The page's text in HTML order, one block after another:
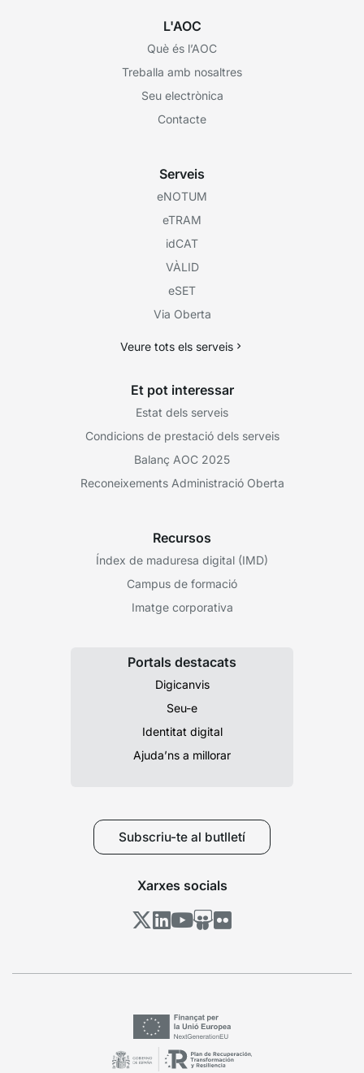
L'AOC
Què és l’AOC
Treballa amb nosaltres
Seu electrònica
Contacte
Serveis
eNOTUM
eTRAM
idCAT
VÀLID
eSET
Via Oberta
Veure tots els serveis
Et pot interessar
Estat dels serveis
Condicions de prestació dels serveis
Balanç AOC 2025
Reconeixements Administració Oberta
Recursos
Índex de maduresa digital (IMD)
Campus de formació
Imatge corporativa
Portals destacats
Digicanvis
Seu-e
Identitat digital
Ajuda’ns a millorar
Subscriu-te al butlletí
Xarxes socials